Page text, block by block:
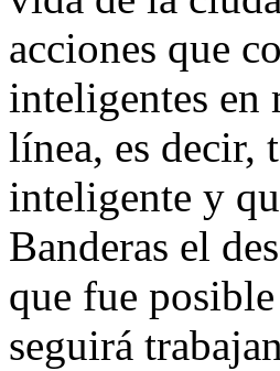
acciones que
inteligentes
línea, es decir,
inteligente y
Banderas el
que fue
seguirá